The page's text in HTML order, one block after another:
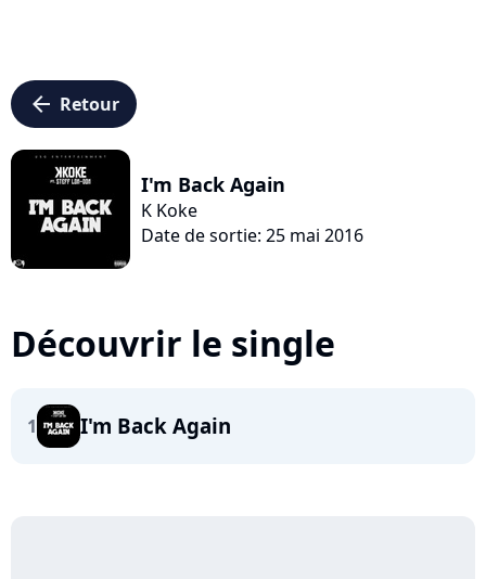
arrow_left Retour
I'm Back Again
K Koke
Date de sortie: 25 mai 2016
Découvrir le single
1 I'm Back Again